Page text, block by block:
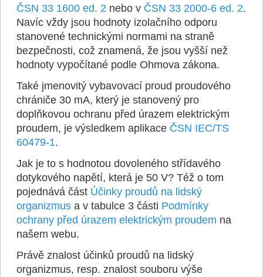
ČSN 33 1600 ed. 2nebo v ČSN 33 2000-6 ed. 2.
Navíc vždy jsou hodnoty izolačního odporu
stanovené technickými normami na straně
bezpečnosti, což znamená, že jsou vyšší než
hodnoty vypočítané podle Ohmova zákona.
Také jmenovitý vybavovací proud proudového
chrániče 30 mA, který je stanovený pro
doplňkovou ochranu před úrazem elektrickým
proudem, je výsledkem aplikace ČSN IEC/TS
60479-1.
Jak je to s hodnotou dovoleného střídavého
dotykového napětí, která je 50 V? Též o tom
pojednává část Účinky proudů na lidský
organizmusa v tabulce 3 části Podmínky
ochrany před úrazem elektrickým proudem na
našem webu.
Právě znalost účinků proudů na lidský
organizmus, resp. znalost souboru výše